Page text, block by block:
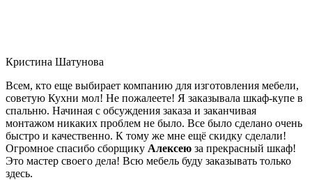
Кристина Шатунова
Всем, кто еще выбирает компанию для изготовления мебели,
советую Кухни мол! Не пожалеете! Я заказывала шкаф-купе в
спальню. Начиная с обсуждения заказа и заканчивая
монтажом никаких проблем не было. Все было сделано очень
быстро и качественно. К тому же мне ещё скидку сделали!
Огромное спасибо сборщику Алексею за прекрасный шкаф!
Это мастер своего дела! Всю мебель буду заказывать только
здесь.